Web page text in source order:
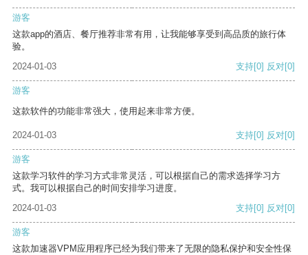
游客
这款app的酒店、餐厅推荐非常有用，让我能够享受到高品质的旅行体
验。
2024-01-03
支持[0] 反对[0]
游客
这款软件的功能非常强大，使用起来非常方便。
2024-01-03 支持[0] 反对[0]
游客
这款学习软件的学习方式非常灵活，可以根据自己的需求选择学习方
式。我可以根据自己的时间安排学习进度。
2024-01-03
支持[0] 反对[0]
游客
这款加速器VPM应用程序已经为我们带来了无限的隐私保护和安全性保